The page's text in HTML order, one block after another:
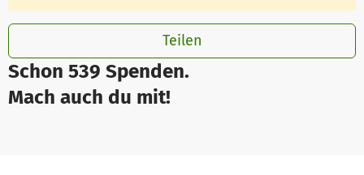
Schon 539 Spenden.
Mach auch du mit!
Teilen